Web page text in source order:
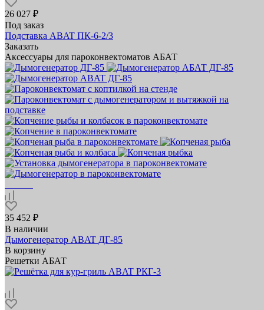
26 027 ₽
Под заказ
Подставка ABAT ПК‑6‑2/3
Заказать
Аксессуары для пароконвектоматов АБАТ
35 452 ₽
В наличии
Дымогенератор ABAT ДГ‑85
В корзину
Решетки АБАТ